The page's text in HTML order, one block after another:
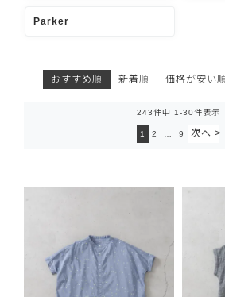
Parker
おすすめ順 新着順 価格が安い順
243件中 1 -30件表示
1 2 9